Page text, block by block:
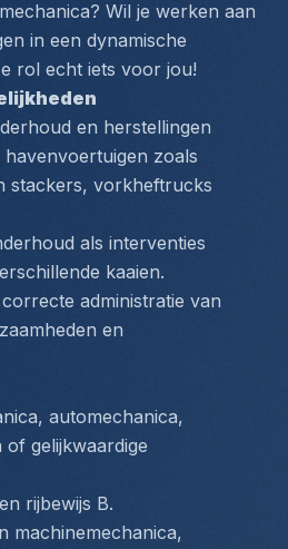
Wil je werken aan
in een dynamische
rol echt iets voor jou!
en herstellingen
zoals
stackers, vorkheftrucks
als interventies
kaaien.
administratie van
en
automechanica,
gelijkwaardige
rijbewijs B.
machinemechanica,